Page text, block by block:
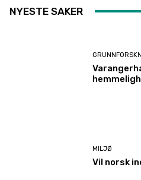
NYESTE SAKER
MILJØ
Vil norsk